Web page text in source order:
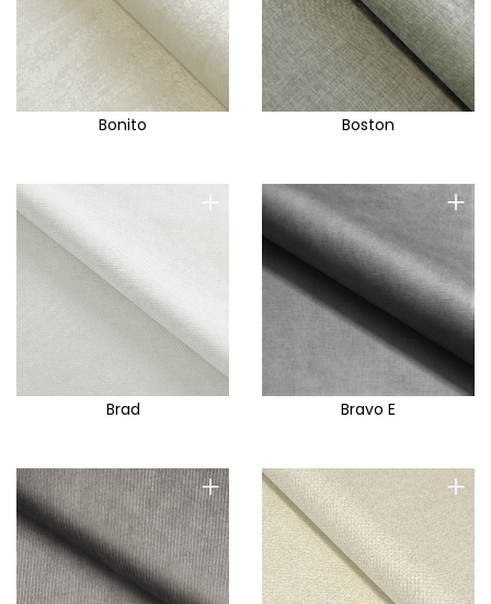
Bonito Boston
+
Brad
+
Bravo E
+ +